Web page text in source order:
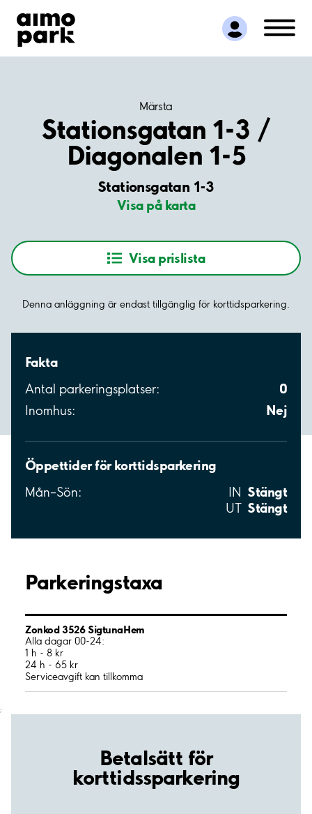
Hitta parkering
Samarbete
Kundservice
Märsta
Stationsgatan 1-3 /
Diagonalen 1-5
Stationsgatan 1-3
Visa på karta
Visa prislista
Denna anläggning är endast tillgänglig för korttidsparkering.
Fakta
Antal parkeringsplatser: 0
Inomhus: Nej
Öppettider för korttidsparkering
Mån–Sön: IN Stängt
UT Stängt
Parkeringstaxa
Zonkod 3526 SigtunaHem
Alla dagar 00-24:
1 h - 8 kr
24 h - 65 kr
Serviceavgift kan tillkomma
;
Betalsätt för
korttidssparkering